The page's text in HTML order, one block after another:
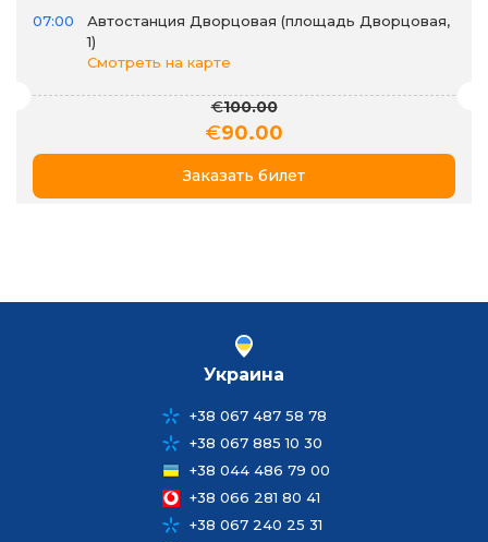
07:00
Автостанция Дворцовая (площадь Дворцовая,
1)
Смотреть на карте
€100.00
€90.00
Заказать билет
Украина
+38 067 487 58 78
+38 067 885 10 30
+38 044 486 79 00
+38 066 281 80 41
+38 067 240 25 31